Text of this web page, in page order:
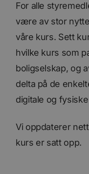
For alle
være av stor
våre kurs. Sett
hvilke kurs som
boligselskap, og
delta på de
digitale og
Vi oppdaterer
kurs er satt opp.